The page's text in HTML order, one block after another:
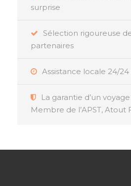
surprise
Sélection rigoureuse
partenaires
Assistance locale 24/24
La garantie d’un voyage
Membre de l’APST, Atout